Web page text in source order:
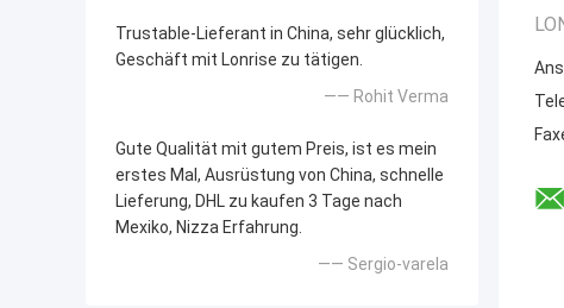
Trustable-Lieferant in China, sehr glücklich,
Geschäft mit Lonrise zu tätigen.
—— Rohit Verma
Gute Qualität mit gutem Preis, ist es mein
erstes Mal, Ausrüstung von China, schnelle
Lieferung, DHL zu kaufen 3 Tage nach
Mexiko, Nizza Erfahrung.
—— Sergio-varela